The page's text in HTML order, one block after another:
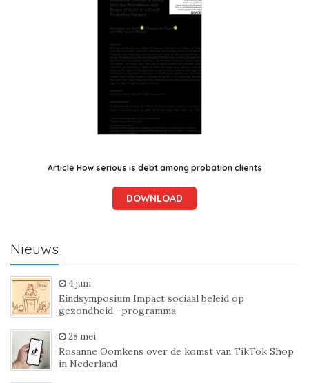
Article How serious is debt among probation clients
DOWNLOAD
Nieuws
4 juni
Eindsymposium Impact sociaal beleid op
gezondheid –programma
28 mei
Rosanne Oomkens over de komst van TikTok Shop
in Nederland